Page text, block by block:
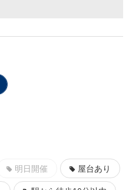
明日開催
屋台あり